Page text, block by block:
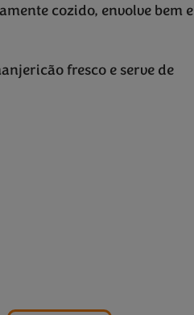
cozido, envolve bem e
fresco e serve de